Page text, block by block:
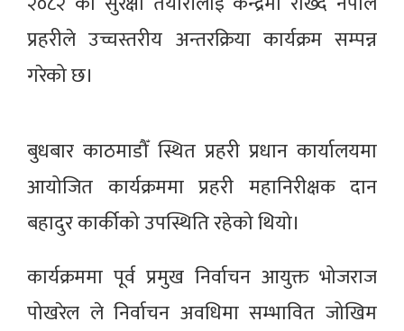
प्रहरीले उच्चस्तरीय अन्तरक्रिया कार्यक्रम सम्पन्न
गरेको छ।
बुधबार काठमाडौँ स्थित प्रहरी प्रधान कार्यालयमा
आयोजित कार्यक्रममा प्रहरी महानिरीक्षक दान
बहादुर कार्कीको उपस्थिति रहेको थियो।
कार्यक्रममा पूर्व प्रमुख निर्वाचन आयुक्त भोजराज
पोखरेल ले निर्वाचन अवधिमा सम्भावित जोखिम